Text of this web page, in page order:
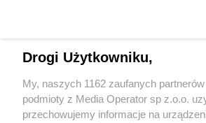
się go ukarać, zanim
5 / 7
Wydawca mediów lokalnych
Drogi Użytkowniku,
My, naszych 1162 zaufanych
podmioty z Media Operator sp z.o.o.
przechowujemy informacje na